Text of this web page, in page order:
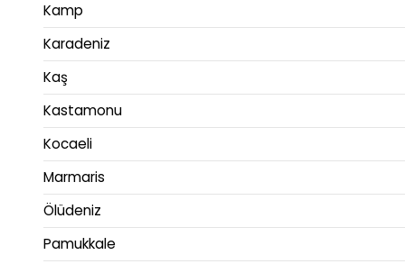
Kamp
Karadeniz
Kaş
Kastamonu
Kocaeli
Marmaris
Ölüdeniz
Pamukkale